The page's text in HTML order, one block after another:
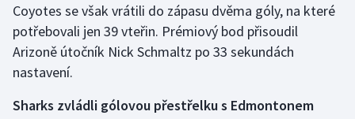
Lezení
Lyže a snowboard
Coyotes se však vrátili do zápasu dvěma góly, na které
potřebovali jen 39 vteřin. Prémiový bod přisoudil
Arizoně útočník Nick Schmaltz po 33 sekundách
nastavení.
Sharks zvládli gólovou přestřelku s Edmontonem